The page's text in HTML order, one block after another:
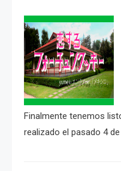
Finalmente tenemos
realizado el pasado 4